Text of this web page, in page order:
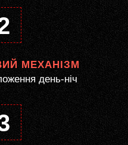
МЕХАНІЗМ
день-ніч